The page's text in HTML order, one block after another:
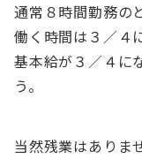
通常８時間勤務の
働く時間は３／４
基本給が３／４に
う。
当然残業はありま